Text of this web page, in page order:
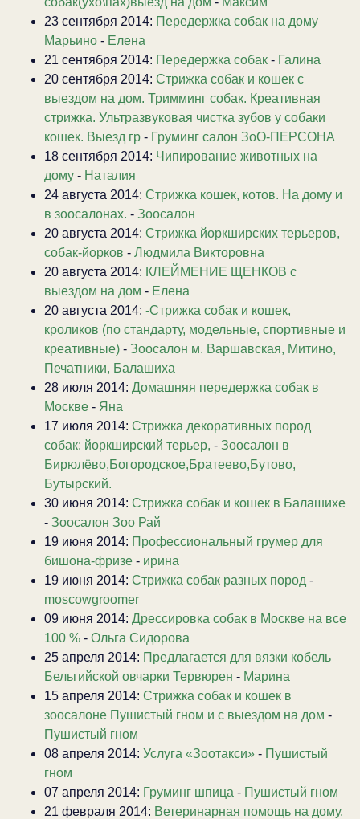
23 сентября 2014: Передержка собак на дому
Марьино - Елена
21 сентября 2014: Передержка собак - Галина
20 сентября 2014: Стрижка собак и кошек с
выездом на дом. Тримминг собак. Креативная
стрижка. Ультразвуковая чистка зубов у собаки
кошек. Выезд гр - Груминг салон ЗоО-ПЕРСОНА
18 сентября 2014: Чипирование животных на
дому - Наталия
24 августа 2014: Стрижка кошек, котов. На дому и
в зоосалонах. - Зоосалон
20 августа 2014: Стрижка йоркширских терьеров,
собак-йорков - Людмила Викторовна
20 августа 2014: КЛЕЙМЕНИЕ ЩЕНКОВ с
выездом на дом - Елена
20 августа 2014: -Стрижка собак и кошек,
кроликов (по стандарту, модельные, спортивные и
креативные) - Зоосалон м. Варшавская, Митино,
Печатники, Балашиха
28 июля 2014: Домашняя передержка собак в
Москве - Яна
17 июля 2014: Стрижка декоративных пород
собак: йоркширский терьер, - Зоосалон в
Бирюлёво,Богородское,Братеево,Бутово,
Бутырский.
30 июня 2014: Стрижка собак и кошек в Балашихе
- Зоосалон Зоо Рай
19 июня 2014: Профессиональный грумер для
бишона-фризе - ирина
19 июня 2014: Стрижка собак разных пород -
moscowgroomer
09 июня 2014: Дрессировка собак в Москве на все
100 % - Ольга Сидорова
25 апреля 2014: Предлагается для вязки кобель
Бельгийской овчарки Тервюрен - Марина
15 апреля 2014: Стрижка собак и кошек в
зоосалоне Пушистый гном и с выездом на дом -
Пушистый гном
08 апреля 2014: Услуга «Зоотакси» - Пушистый
гном
07 апреля 2014: Груминг шпица - Пушистый гном
21 февраля 2014: Ветеринарная помощь на дому.